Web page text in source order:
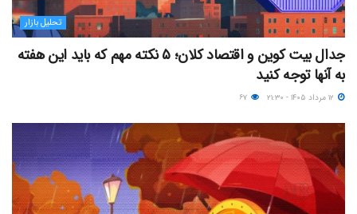
تحلیل بازار
جدال بیت کوین و اقتصاد کلان؛ ۵ نکته مهم که باید این هفته
به آنها توجه کنید